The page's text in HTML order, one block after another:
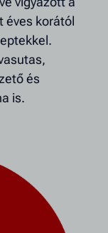
éves korától
és
is.